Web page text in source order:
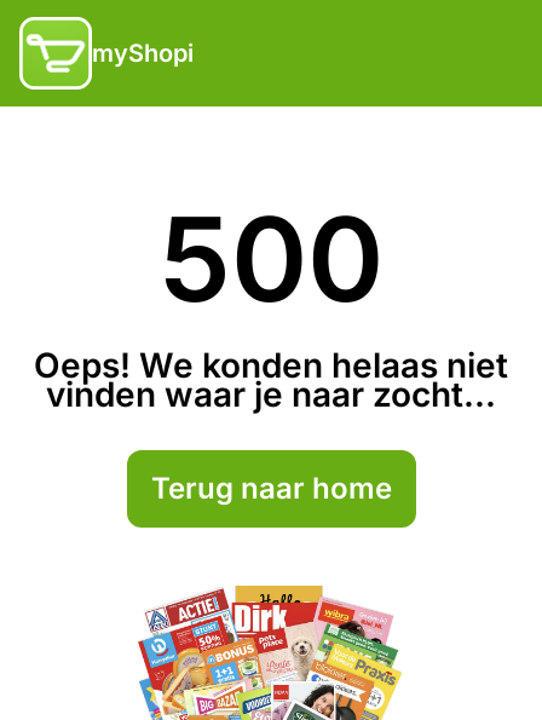
myShopi
500
Oeps! We konden helaas niet
vinden waar je naar zocht...
Terug naar home